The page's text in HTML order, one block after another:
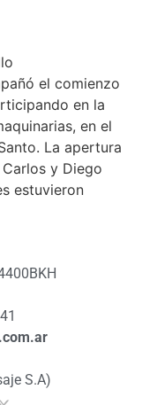
el comienzo
en la
en el
La apertura
y Diego
estuvieron
S.A)